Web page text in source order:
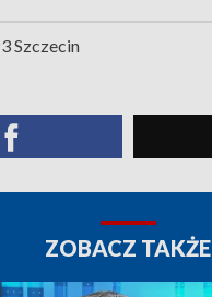
Szczecin
ZOBACZ TAKŻE